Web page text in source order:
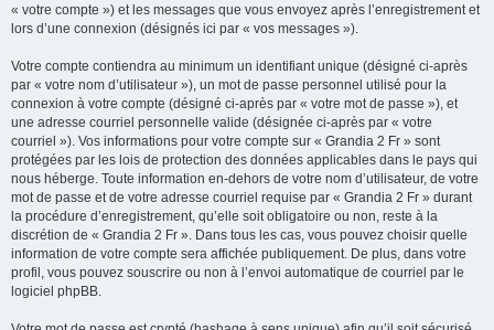
« votre compte ») et les messages que vous envoyez après l’enregistrement et
lors d’une connexion (désignés ici par « vos messages »).
Votre compte contiendra au minimum un identifiant unique (désigné ci-après
par « votre nom d’utilisateur »), un mot de passe personnel utilisé pour la
connexion à votre compte (désigné ci-après par « votre mot de passe »), et
une adresse courriel personnelle valide (désignée ci-après par « votre
courriel »). Vos informations pour votre compte sur « Grandia 2 Fr » sont
protégées par les lois de protection des données applicables dans le pays qui
nous héberge. Toute information en-dehors de votre nom d’utilisateur, de votre
mot de passe et de votre adresse courriel requise par « Grandia 2 Fr » durant
la procédure d’enregistrement, qu’elle soit obligatoire ou non, reste à la
discrétion de « Grandia 2 Fr ». Dans tous les cas, vous pouvez choisir quelle
information de votre compte sera affichée publiquement. De plus, dans votre
profil, vous pouvez souscrire ou non à l’envoi automatique de courriel par le
logiciel phpBB.